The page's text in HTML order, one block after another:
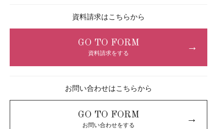
資料請求はこちらから
GO TO FORM
資料請求をする
→
お問い合わせはこちらから
GO TO FORM
お問い合わせをする
→